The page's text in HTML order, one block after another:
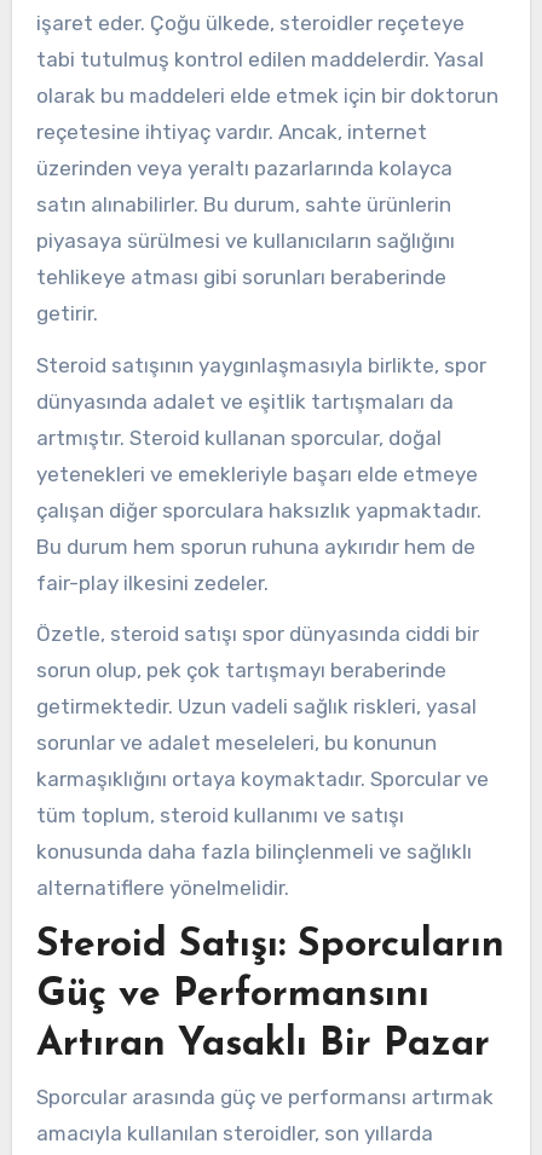
işaret eder. Çoğu ülkede, steroidler reçeteye
tabi tutulmuş kontrol edilen maddelerdir. Yasal
olarak bu maddeleri elde etmek için bir doktorun
reçetesine ihtiyaç vardır. Ancak, internet
üzerinden veya yeraltı pazarlarında kolayca
satın alınabilirler. Bu durum, sahte ürünlerin
piyasaya sürülmesi ve kullanıcıların sağlığını
tehlikeye atması gibi sorunları beraberinde
getirir.
Steroid satışının yaygınlaşmasıyla birlikte, spor
dünyasında adalet ve eşitlik tartışmaları da
artmıştır. Steroid kullanan sporcular, doğal
yetenekleri ve emekleriyle başarı elde etmeye
çalışan diğer sporculara haksızlık yapmaktadır.
Bu durum hem sporun ruhuna aykırıdır hem de
fair-play ilkesini zedeler.
Özetle, steroid satışı spor dünyasında ciddi bir
sorun olup, pek çok tartışmayı beraberinde
getirmektedir. Uzun vadeli sağlık riskleri, yasal
sorunlar ve adalet meseleleri, bu konunun
karmaşıklığını ortaya koymaktadır. Sporcular ve
tüm toplum, steroid kullanımı ve satışı
konusunda daha fazla bilinçlenmeli ve sağlıklı
alternatiflere yönelmelidir.
Steroid Satışı: Sporcuların
Güç ve Performansını
Artıran Yasaklı Bir Pazar
Sporcular arasında güç ve performansı artırmak
amacıyla kullanılan steroidler, son yıllarda